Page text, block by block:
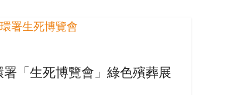
「生死博覽會」綠色殯葬展